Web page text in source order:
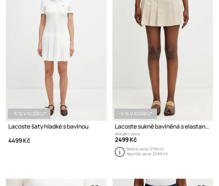
-5 % V KOŠÍKU*
Lacoste šaty hladké s bavlnou
4499 Kč
-5 % V KOŠÍKU*
Lacoste sukně bavlněná s elastanem
Aktuální cena:
2499 Kč
Běžná cena:3799 Kč
Nejnižší cena:2099 Kč